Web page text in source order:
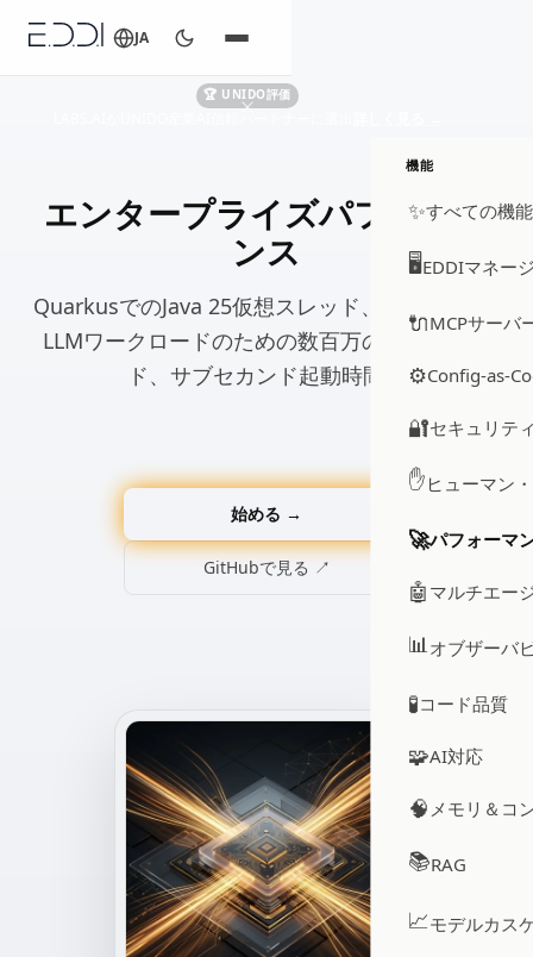
🏆 UNIDO評価
JA
機能
✨すべての機能
🖥️EDDIマネー
🔌MCPサーバ
⚙️Config-as-
🔐セキュリテ
✋ ヒューマン
🚀パフォーマ
🤖 マルチエー
📊オブザーバ
🧪コード品質
🧩AI対応
🧠 メモリ＆コ
📚RAG
📈モデルカス
エンタープライズパフォーマ
ンス
QuarkusでのJava 25仮想スレッド、I/Oバウンド
LLMワークロードのための数百万の軽量スレッ
ド、サブセカンド起動時間。
始める →
GitHubで見る ↗